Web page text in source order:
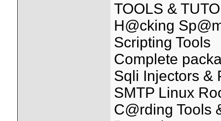
TOOLS &
H@cking
Scripting Tools
Complete
Sqli Injectors &
SMTP Linux
C@rding Tools